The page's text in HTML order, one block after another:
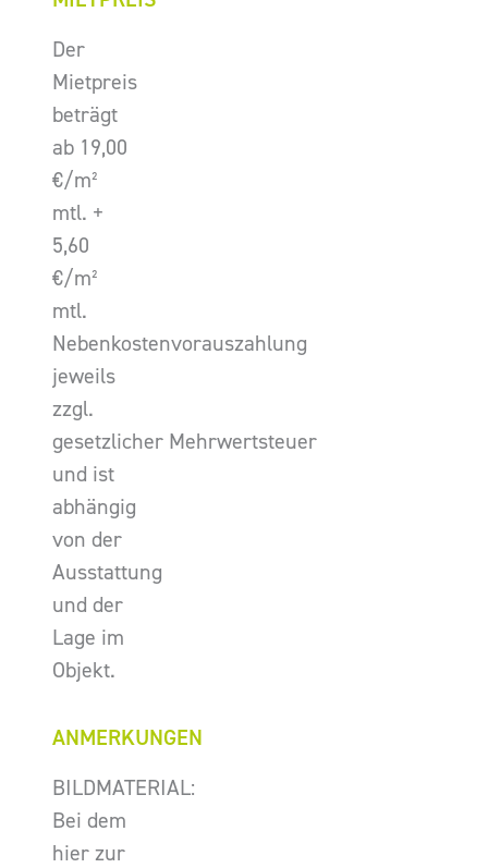
Der
Mietpreis
beträgt
ab 19,00
€/m²
mtl. +
5,60
€/m²
mtl.
Nebenkostenvorauszahlung
jeweils
zzgl.
gesetzlicher Mehrwertsteuer
und ist
abhängig
von der
Ausstattung
und der
Lage im
Objekt.
ANMERKUNGEN
BILDMATERIAL:
Bei dem
hier zur